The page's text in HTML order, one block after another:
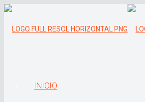
INICIO